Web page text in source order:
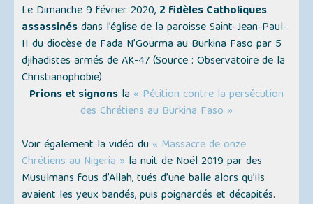
Le Dimanche 9 février 2020, 2 fidèles Catholiques
assassinésdans l’église de la paroisse Saint-Jean-Paul-
II du diocèse de Fada N’Gourma au Burkina Faso par 5
djihadistes armés de AK-47 (Source : Observatoire de la
Christianophobie)
Prions et signonsla « Pétition contre la persécution
des Chrétiens au Burkina Faso »
Voir également la vidéo du « Massacre de onze
Chrétiens au Nigeria » la nuit de Noël 2019 par des
Musulmans fous d’Allah, tués d’une balle alors qu’ils
avaient les yeux bandés, puis poignardés et décapités.